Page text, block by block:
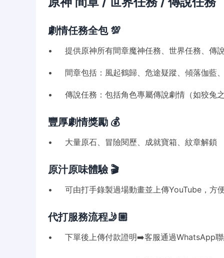
劇情任務全包 💯
• 提供原神所有間章魔神任務、世界任務、傳
• 間章包括：風起鶴歸、危途疑蹤、傾落伽藍
• 傳說任務：包括角色專屬傳說劇情（如狡兔
豐厚劇情獎勵 💰
• 大量原石、冒險閱歷、成就寶箱、紋章解鎖
原汁原味體驗 🎬
• 可由打手錄製過場動畫並上傳YouTube，方
代打服務流程🤳🏼
• 下單後上傳付款證明➡️客服通過WhatsApp